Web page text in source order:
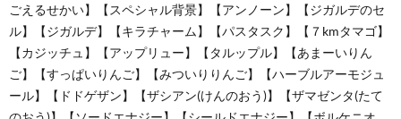
ごえるせかい】【スペシャル背景】【アンノーン】【ジガルデのセ
ル】【ジガルデ】【キラチャーム】【パスタスク】【７kmタマゴ】
【カジッチュ】【アップリュー】【タルップル】【あまーいりん
ご】【すっぱいりんご】【みついりりんご】【ハーブルアーモジュ
ール】【ドドゲザン】【ザシアン(けんのおう)】【ザマゼンタ(たて